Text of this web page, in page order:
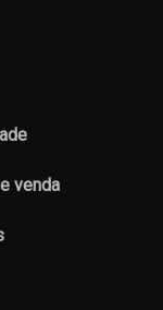
venda